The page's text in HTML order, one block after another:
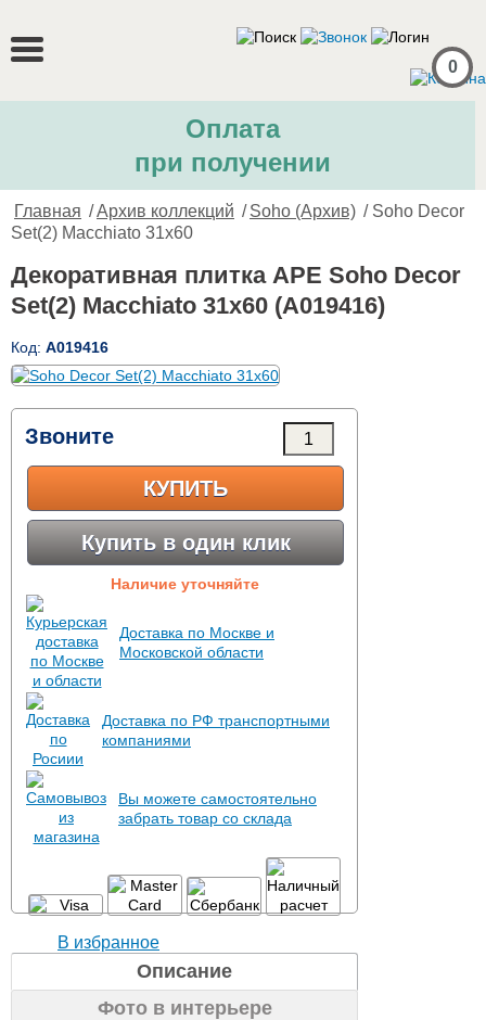
0
Оплата
при получении
Главная /Архив коллекций / Soho (Архив) / Soho Decor
Set(2) Macchiato 31x60
Декоративная плитка APE Soho Decor
Set(2) Macchiato 31x60 (A019416)
Код: A019416
Звоните
КУПИТЬ
Купить в один клик
Наличие уточняйте
Доставка по Москве и
Московской области
Доставка по РФ транспортными
компаниями
Вы можете самостоятельно
забрать товар со склада
В избранное
Описание
Фото в интерьере